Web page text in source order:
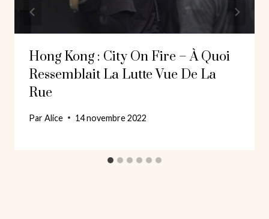
Hong Kong : City On Fire – À Quoi
Ressemblait La Lutte Vue De La
Rue
ParAlice 14 novembre 2022